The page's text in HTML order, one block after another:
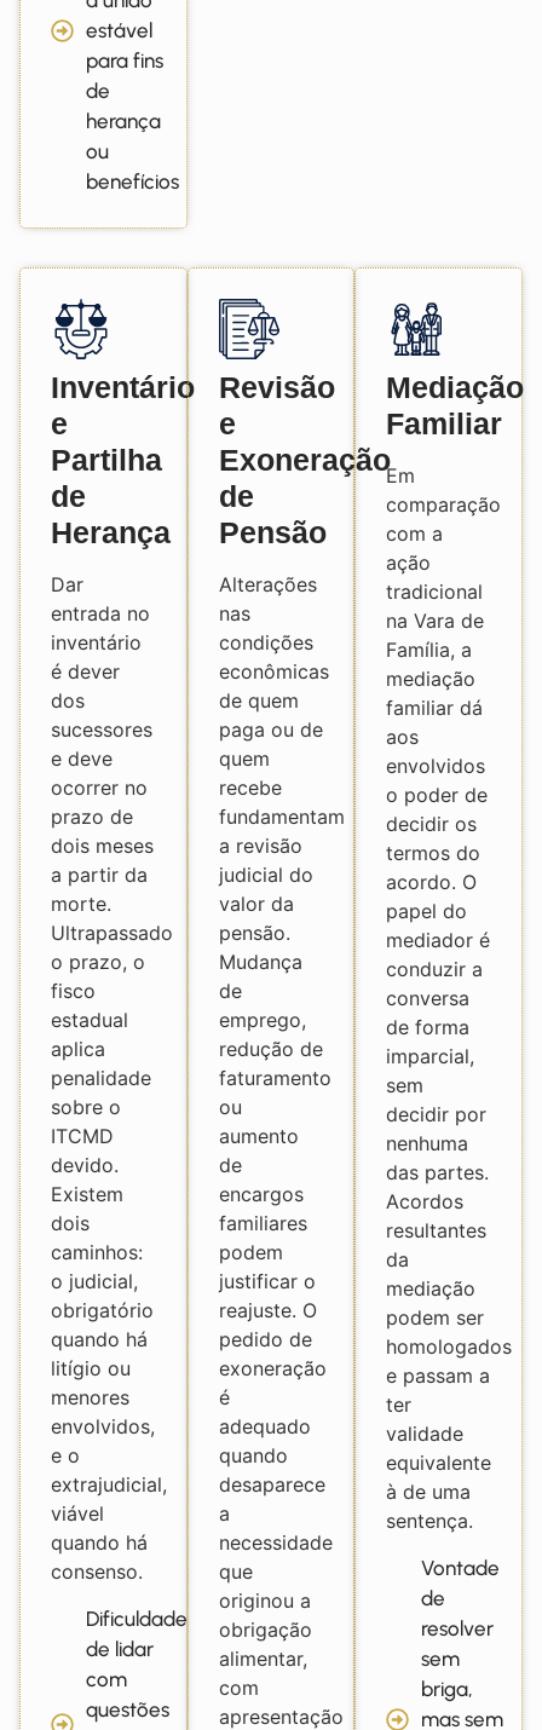
estável
para fins
de
herança
ou
benefícios
Inventário
e
Partilha
de
Herança
Dar
entrada no
inventário
é dever
dos
sucessores
e deve
ocorrer no
prazo de
dois meses
a partir da
morte.
Ultrapassado
o prazo, o
fisco
estadual
aplica
penalidade
sobre o
ITCMD
devido.
Existem
dois
caminhos:
o judicial,
obrigatório
quando há
litígio ou
menores
envolvidos,
e o
extrajudicial,
viável
quando há
consenso.
Dificuldade
de lidar
com
questões
Revisão
e
Exoneração
de
Pensão
Alterações
nas
condições
econômicas
de quem
paga ou de
quem
recebe
fundamentam
a revisão
judicial do
valor da
pensão.
Mudança
de
emprego,
redução de
faturamento
ou
aumento
de
encargos
familiares
podem
justificar o
reajuste. O
pedido de
exoneração
é
adequado
quando
desaparece
a
necessidade
que
originou a
obrigação
alimentar,
com
apresentação
Mediação
Familiar
Em
comparação
com a
ação
tradicional
na Vara de
Família, a
mediação
familiar dá
aos
envolvidos
o poder de
decidir os
termos do
acordo. O
papel do
mediador é
conduzir a
conversa
de forma
imparcial,
sem
decidir por
nenhuma
das partes.
Acordos
resultantes
da
mediação
podem ser
homologados
e passam a
ter
validade
equivalente
à de uma
sentença.
Vontade
de
resolver
sem
briga,
mas sem